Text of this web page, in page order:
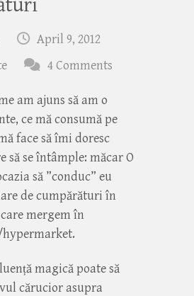
April 9, 2012
4 Comments
am ajuns să am o
ce mă consumă pe
face să îmi doresc
să se întâmple: măcar O
să ”conduc” eu
de cumpărături în
mergem în
magică poate să
cărucior asupra